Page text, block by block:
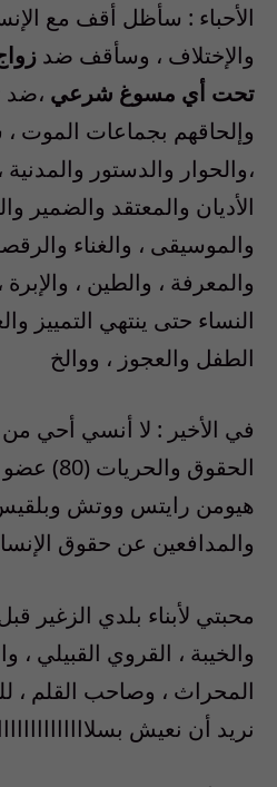
الأحباء : سأظل أقف مع
والإختلاف ، وسأقف ضد
تحت أي مسوغ شرعي ،ضد
وإلحاقهم بجماعات الموت
،والحوار والدستور
الأديان والمعتقد والضمير
والموسيقى ، والغناء
والمعرفة ، والطين ،
النساء حتى ينتهي
الطفل والعجوز ، ووالخ
في الأخير : لا أنسي أحي
الحقوق
هيومن رايتس ووتش
والمدافعين عن حقوق
محبتي لأبناء بلدي الزغير
والخيبة ، القروي القبيلي ،
المحراث ، وصاحب القلم ،
نريد أن نعيش